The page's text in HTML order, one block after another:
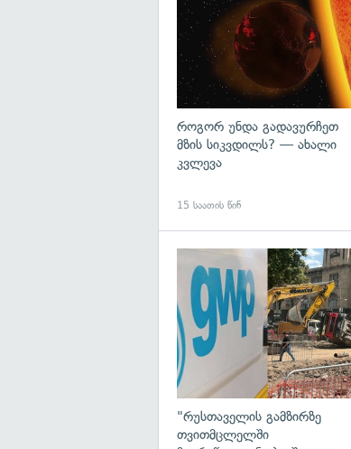
როგორ უნდა გადავურჩეთ
მზის სიკვდილს? — ახალი
კვლევა
15 საათის წინ
"რუსთაველის გამზირზე
თვითმცლელში